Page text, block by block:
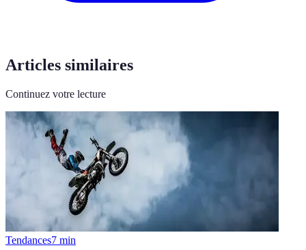
Articles similaires
Continuez votre lecture
Tendances7 min